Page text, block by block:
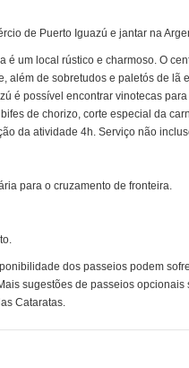
de Puerto Iguazú e jantar na
é um local rústico e charmoso. O
além de sobretudos e paletós de lã
é possível encontrar vinotecas
de chorizo, corte especial da
da atividade 4h. Serviço não
para o cruzamento de fronteira.
dos passeios podem
sugestões de passeios
Cataratas.